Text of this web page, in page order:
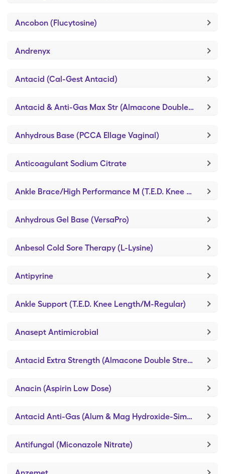
Ancobon (Flucytosine)
Andrenyx
Antacid (Cal-Gest Antacid)
Antacid & Anti-Gas Max Str (Almacone Double Strength)
Anhydrous Base (PCCA Ellage Vaginal)
Anticoagulant Sodium Citrate
Ankle Brace/High Performance M (T.E.D. Knee Length/M-Regular)
Anhydrous Gel Base (VersaPro)
Anbesol Cold Sore Therapy (L-Lysine)
Antipyrine
Ankle Support (T.E.D. Knee Length/M-Regular)
Anasept Antimicrobial
Antacid Extra Strength (Almacone Double Strength)
Anacin (Aspirin Low Dose)
Antacid Anti-Gas (Alum & Mag Hydroxide-Simeth)
Antifungal (Miconazole Nitrate)